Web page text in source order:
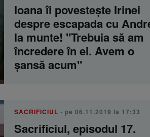
Ioana îi povesteşte Irinei
despre escapada cu
la munte! "Trebuia să am
încredere în el. Avem o
şansă acum"
SACRIFICIUL • pe 06.11.2019 la 17:33
Sacrificiul, episodul 17.